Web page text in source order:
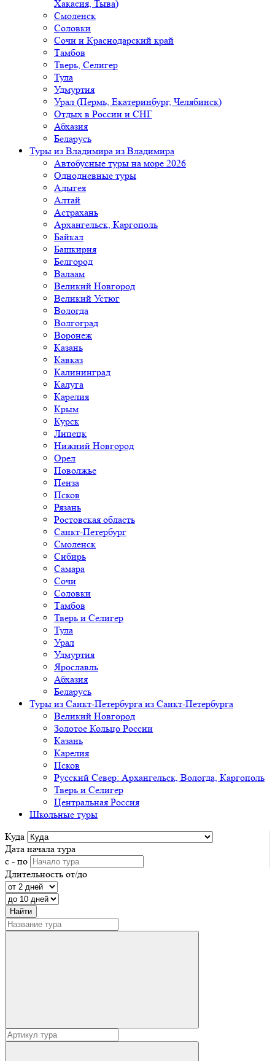
Хакасия, Тыва)
Смоленск
Соловки
Сочи и Краснодарский край
Тамбов
Тверь, Селигер
Тула
Удмуртия
Урал (Пермь, Екатеринбург, Челябинск)
Отдых в России и СНГ
Абхазия
Беларусь
Туры из Владимира из Владимира
Автобусные туры на море 2026
Однодневные туры
Адыгея
Алтай
Астрахань
Архангельск, Каргополь
Байкал
Башкирия
Белгород
Валаам
Великий Новгород
Великий Устюг
Вологда
Волгоград
Воронеж
Казань
Кавказ
Калининград
Калуга
Карелия
Крым
Курск
Липецк
Нижний Новгород
Орел
Поволжье
Пенза
Псков
Рязань
Ростовская область
Санкт-Петербург
Смоленск
Сибирь
Самара
Сочи
Соловки
Тамбов
Тверь и Селигер
Тула
Урал
Удмуртия
Ярославль
Абхазия
Беларусь
Туры из Санкт-Петербурга из Санкт-Петербурга
Великий Новгород
Золотое Кольцо России
Казань
Карелия
Псков
Русский Север: Архангельск, Вологда, Каргополь
Тверь и Селигер
Центральная Россия
Школьные туры
Куда
Дата начала тура
с - по
Длительность от/до